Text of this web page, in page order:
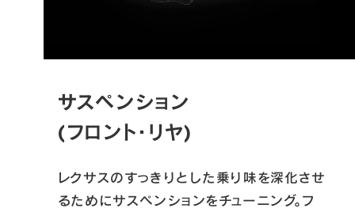
サスペンション
(フロント・リヤ)
レクサスのすっきりとした乗り味を深化させ
るためにサスペンションをチューニング。フ